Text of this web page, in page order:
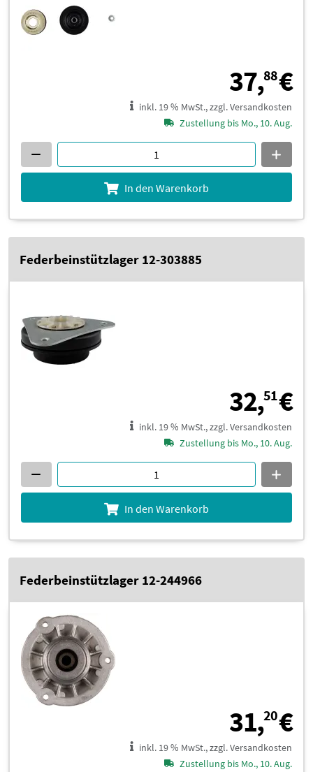
37,88€
inkl. 19 % MwSt., zzgl. Versandkosten
Zustellung bis Mo., 10. Aug.
In den Warenkorb
Federbeinstützlager 12-303885
32,51€
inkl. 19 % MwSt., zzgl. Versandkosten
Zustellung bis Mo., 10. Aug.
In den Warenkorb
Federbeinstützlager 12-244966
31,20€
inkl. 19 % MwSt., zzgl. Versandkosten
Zustellung bis Mo., 10. Aug.